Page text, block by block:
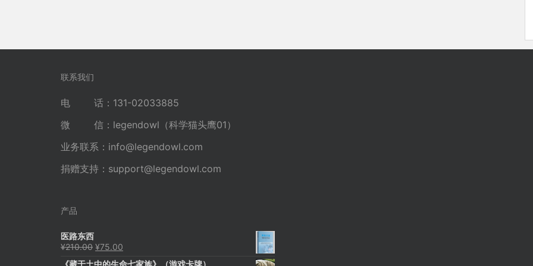
联系我们
电 话：131-02033885
微 信：legendowl（科学猫头鹰01）
业务联系： info@legendowl.com
捐赠支持： support@legendowl.com
产品
医路东西
¥210.00 原
¥75.00